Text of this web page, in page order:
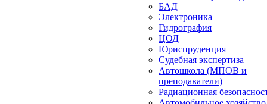
БАД
Электроника
Гидрография
ЦОД
Юриспруденция
Судебная экспертиза
Автошкола (МПОВ и
преподаватели)
Радиационная